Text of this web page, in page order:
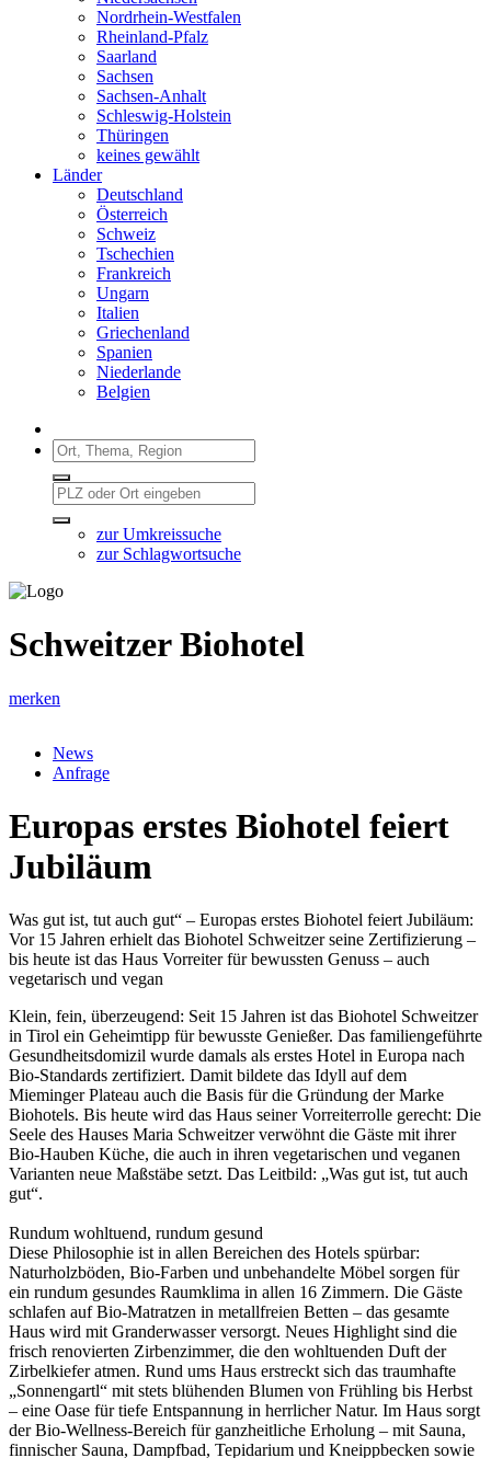
Nordrhein-Westfalen
Rheinland-Pfalz
Saarland
Sachsen
Sachsen-Anhalt
Schleswig-Holstein
Thüringen
keines gewählt
Länder
Deutschland
Österreich
Schweiz
Tschechien
Frankreich
Ungarn
Italien
Griechenland
Spanien
Niederlande
Belgien
zur Umkreissuche
zur Schlagwortsuche
Schweitzer Biohotel
merken
News
Anfrage
Europas erstes Biohotel feiert
Jubiläum
Was gut ist, tut auch gut“ – Europas erstes Biohotel feiert Jubiläum:
Vor 15 Jahren erhielt das Biohotel Schweitzer seine Zertifizierung –
bis heute ist das Haus Vorreiter für bewussten Genuss – auch
vegetarisch und vegan
Klein, fein, überzeugend: Seit 15 Jahren ist das Biohotel Schweitzer
in Tirol ein Geheimtipp für bewusste Genießer. Das familiengeführte
Gesundheitsdomizil wurde damals als erstes Hotel in Europa nach
Bio-Standards zertifiziert. Damit bildete das Idyll auf dem
Mieminger Plateau auch die Basis für die Gründung der Marke
Biohotels. Bis heute wird das Haus seiner Vorreiterrolle gerecht: Die
Seele des Hauses Maria Schweitzer verwöhnt die Gäste mit ihrer
Bio-Hauben Küche, die auch in ihren vegetarischen und veganen
Varianten neue Maßstäbe setzt. Das Leitbild: „Was gut ist, tut auch
gut“.
Rundum wohltuend, rundum gesund
Diese Philosophie ist in allen Bereichen des Hotels spürbar:
Naturholzböden, Bio-Farben und unbehandelte Möbel sorgen für
ein rundum gesundes Raumklima in allen 16 Zimmern. Die Gäste
schlafen auf Bio-Matratzen in metallfreien Betten – das gesamte
Haus wird mit Granderwasser versorgt. Neues Highlight sind die
frisch renovierten Zirbenzimmer, die den wohltuenden Duft der
Zirbelkiefer atmen. Rund ums Haus erstreckt sich das traumhafte
„Sonnengartl“ mit stets blühenden Blumen von Frühling bis Herbst
– eine Oase für tiefe Entspannung in herrlicher Natur. Im Haus sorgt
der Bio-Wellness-Bereich für ganzheitliche Erholung – mit Sauna,
finnischer Sauna, Dampfbad, Tepidarium und Kneippbecken sowie